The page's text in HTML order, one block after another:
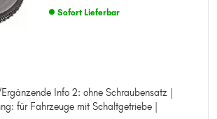
Sofort Lieferbar
Info 2: ohne Schraubensatz |
für Fahrzeuge mit Schaltgetriebe |
Info 2: ohne Schraubensatz
für Fahrzeuge mit Schaltgetriebe